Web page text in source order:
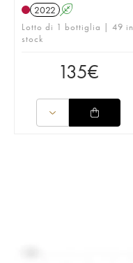
2022 A
Lotto di 1 bottiglia | 49 in
stock
135€